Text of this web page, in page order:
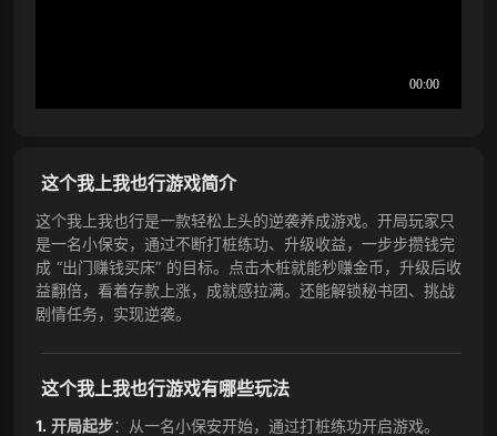
这个我上我也行游戏简介
这个我上我也行是一款轻松上头的逆袭养成游戏。开局玩家只
是一名小保安，通过不断打桩练功、升级收益，一步步攒钱完
成 “出门赚钱买床” 的目标。点击木桩就能秒赚金币，升级后收
益翻倍，看着存款上涨，成就感拉满。还能解锁秘书团、挑战
剧情任务，实现逆袭。
这个我上我也行游戏有哪些玩法
开局起步：从一名小保安开始，通过打桩练功开启游戏。